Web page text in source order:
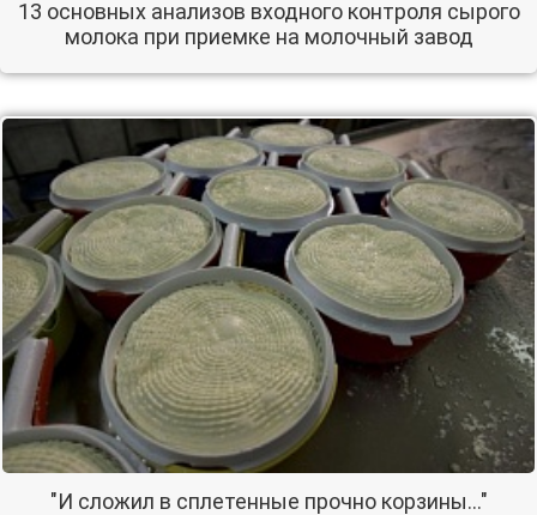
13 основных анализов входного контроля сырого
молока при приемке на молочный завод
"И сложил в сплетенные прочно корзины…"